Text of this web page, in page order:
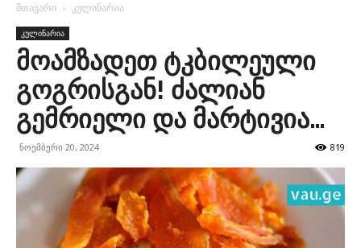
მთავარი კულინარია
კულინარია
მოამზადეთ ტკბილეული
გოგრისგან! ძალიან
გემრიელი და მარტივია…
ნოემბერი 20, 2024 819